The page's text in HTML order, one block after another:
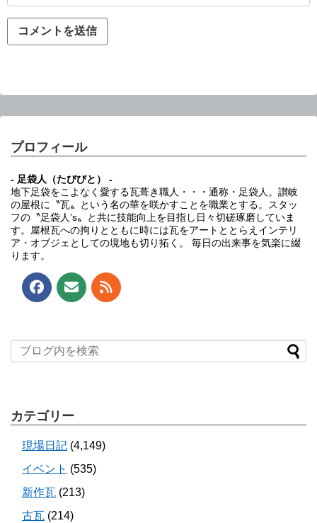
プロフィール
- 足袋人（たびびと） -
地下足袋をこよなく愛する瓦葺き職人・・・通称・足袋人。讃岐
の屋根に〝瓦〟という名の華を咲かすことを職業とする。スタッ
フの〝足袋人’s〟と共に技能向上を目指し日々切磋琢磨していま
す。屋根瓦への拘りとともに時には瓦をアートととらえインテリ
ア・オブジェとしての境地も切り拓く。 毎日の出来事を気楽に綴
ります。
カテゴリー
現場日記 (4,149)
イベント (535)
新作瓦 (213)
古瓦 (214)